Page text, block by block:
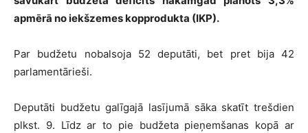
apmērā no iekšzemes kopprodukta (IKP).
Par budžetu nobalsoja 52 deputāti, bet pret bija 42
parlamentārieši.
Deputāti budžetu galīgajā lasījumā sāka skatīt trešdien
plkst. 9. Līdz ar to pie budžeta pieņemšanas kopā ar